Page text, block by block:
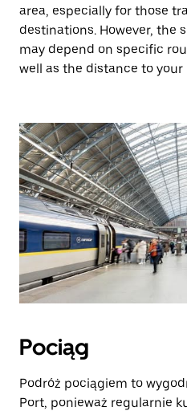
area, especially for those
destinations. However, the
may depend on specific
well as the distance to
Pociąg
Podróż pociągiem to
Port, ponieważ regularnie